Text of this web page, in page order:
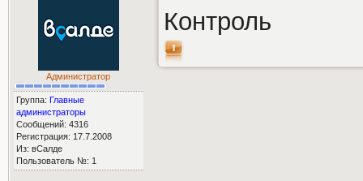
Администратор
Группа: Главные
администраторы
Сообщений: 4316
Регистрация: 17.7.2008
Из: вСалде
Пользователь №: 1
Контроль